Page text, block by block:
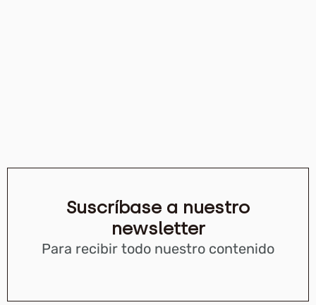
Suscríbase a nuestro
newsletter
Para recibir todo nuestro contenido